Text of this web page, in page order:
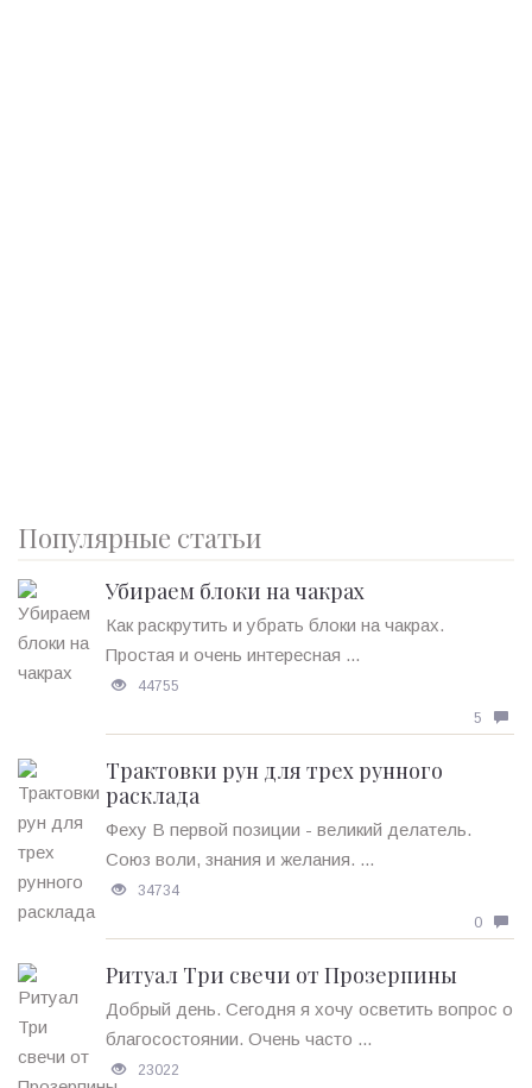
Популярные статьи
Убираем блоки на чакрах
Как раскрутить и убрать блоки на чакрах.
Простая и очень интересная ...
44755
5
Трактовки рун для трех рунного
расклада
Феху В первой позиции - великий делатель.
Союз воли, знания и желания. ...
34734
0
Ритуал Три свечи от Прозерпины
Добрый день. Сегодня я хочу осветить вопрос о
благосостоянии. Очень часто ...
23022